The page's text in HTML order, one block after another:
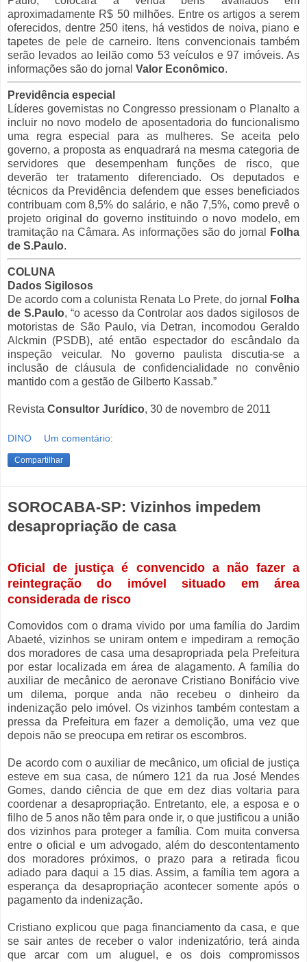
aproximadamente R$ 50 milhões. Entre os artigos a serem
oferecidos, dentre 250 itens, há vestidos de noiva, piano e
tapetes de pele de carneiro. Itens convencionais também
serão levados ao leilão como 53 veículos e 97 imóveis. As
informações são do jornal Valor Econômico.
Previdência especial
Líderes governistas no Congresso pressionam o Planalto a
incluir no novo modelo de aposentadoria do funcionalismo
uma regra especial para as mulheres. Se aceita pelo
governo, a proposta as enquadrará na mesma categoria de
servidores que desempenham funções de risco, que
deverão ter tratamento diferenciado. Os deputados e
técnicos da Previdência defendem que esses beneficiados
contribuam com 8,5% do salário, e não 7,5%, como prevê o
projeto original do governo instituindo o novo modelo, em
tramitação na Câmara. As informações são do jornal
Folha
de S.Paulo.
COLUNA
Dados Sigilosos
De acordo com a colunista Renata Lo Prete, do jornal
Folha
de S.Paulo, “o acesso da Controlar aos dados sigilosos de
motoristas de São Paulo, via Detran, incomodou Geraldo
Alckmin (PSDB), até então espectador do escândalo da
inspeção veicular. No governo paulista discutia-se a
inclusão de cláusula de confidencialidade no convênio
mantido com a gestão de Gilberto Kassab.”
Revista Consultor Jurídico, 30 de novembro de 2011
DINO Um comentário:
Compartilhar
SOROCABA-SP: Vizinhos impedem
desapropriação de casa
Oficial de justiça é convencido a não fazer a
reintegração do imóvel situado em área
considerada de risco
Comovidos com o drama vivido por uma família do Jardim
Abaeté, vizinhos se uniram ontem e impediram a remoção
dos moradores de casa uma desapropriada pela Prefeitura
por estar localizada em área de alagamento. A família do
auxiliar de mecânico de aeronave Cristiano Bonifácio vive
um dilema, porque anda não recebeu o dinheiro da
indenização pelo imóvel. Os vizinhos também contestam a
pressa da Prefeitura em fazer a demolição, uma vez que
depois não se preocupa em retirar os escombros.
De acordo com o auxiliar de mecânico, um oficial de justiça
esteve em sua casa, de número 121 da rua José Mendes
Gomes, dando ciência de que em dez dias voltaria para
coordenar a desapropriação. Entretanto, ele, a esposa e o
filho de 5 anos não têm para onde ir, o que justificou a união
dos vizinhos para proteger a família. Com muita conversa
entre o oficial e um advogado, além do descontentamento
dos moradores próximos, o prazo para a retirada ficou
adiado para daqui a 15 dias. Assim, a família tem agora a
esperança da desapropriação acontecer somente após o
pagamento da indenização.
Cristiano explicou que paga financiamento da casa, e que
se sair antes de receber o valor indenizatório, terá ainda
que arcar com um aluguel, e os dois compromissos